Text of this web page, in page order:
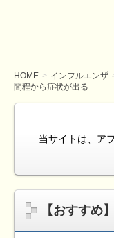
HOME インフルエンザ
間程から症状が出る
当サイトは、ア
【おすすめ